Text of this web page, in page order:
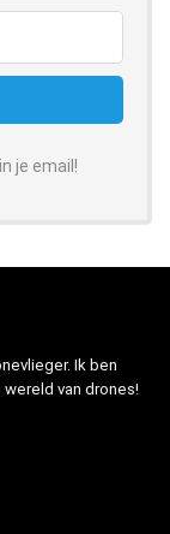
je email!
Ik ben
van drones!